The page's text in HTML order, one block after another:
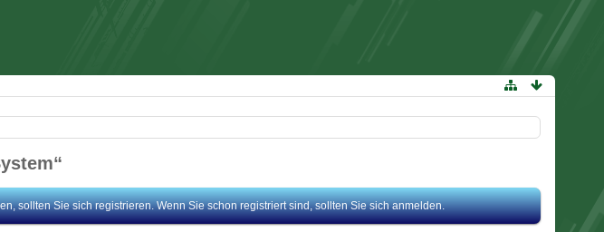
sollten Sie sich registrieren. Wenn Sie schon registriert sind, sollten Sie sich anmelden.